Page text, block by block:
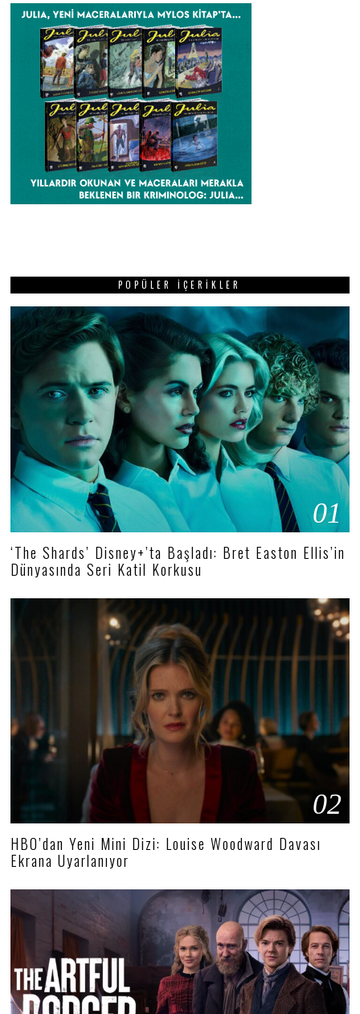
POPÜLER İÇERIKLER
01
‘The Shards’ Disney+’ta Başladı: Bret Easton Ellis’in
Dünyasında Seri Katil Korkusu
02
HBO’dan Yeni Mini Dizi: Louise Woodward Davası
Ekrana Uyarlanıyor